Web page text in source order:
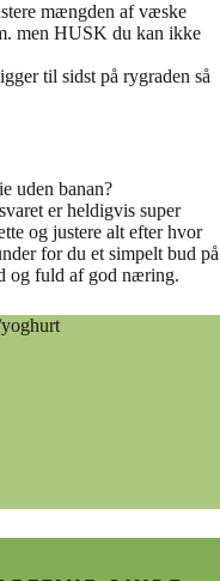
mængden af væske
men HUSK du kan ikke
til sidst på rygraden så
uden banan?
er heldigvis super
og justere alt efter hvor
for du et simpelt bud på
og fuld af god næring.